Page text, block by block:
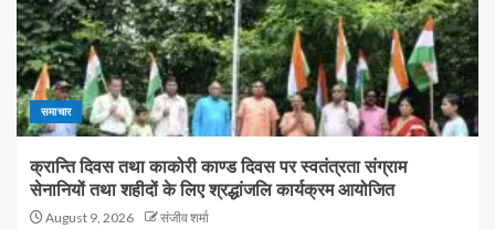
समाचार
क्रान्ति दिवस तथा काकोरी काण्ड दिवस पर स्वतंत्रता संग्राम
सेनानियों तथा शहीदों के लिए श्रद्धांजलि कार्यक्रम आयोजित
August 9, 2026 संजीव शर्मा